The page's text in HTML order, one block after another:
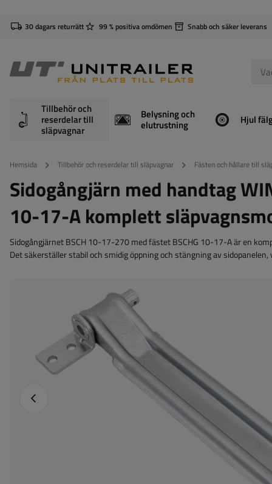
30 dagars returrätt 99 % positiva omdömen Snabb och säker leverans
Tillbehör och
reserdelar till
släpvagnar
Belysning och
elutrustning Hjul
Hemsida Tillbehör och reserdelar till släpvagnar Fästen och hållare till
Sidogångjärn med handtag
10-17-A komplett
Sidogångjärnet BSCH 10-17-270 med fästet BSCHG 10-17-A är en
Det säkerställer stabil och smidig öppning och stängning av
Föregående foto